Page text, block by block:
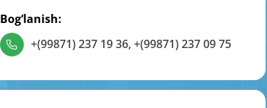
Bog‘lanish:
+(99871) 237 19 36,+(99871) 237 09 75